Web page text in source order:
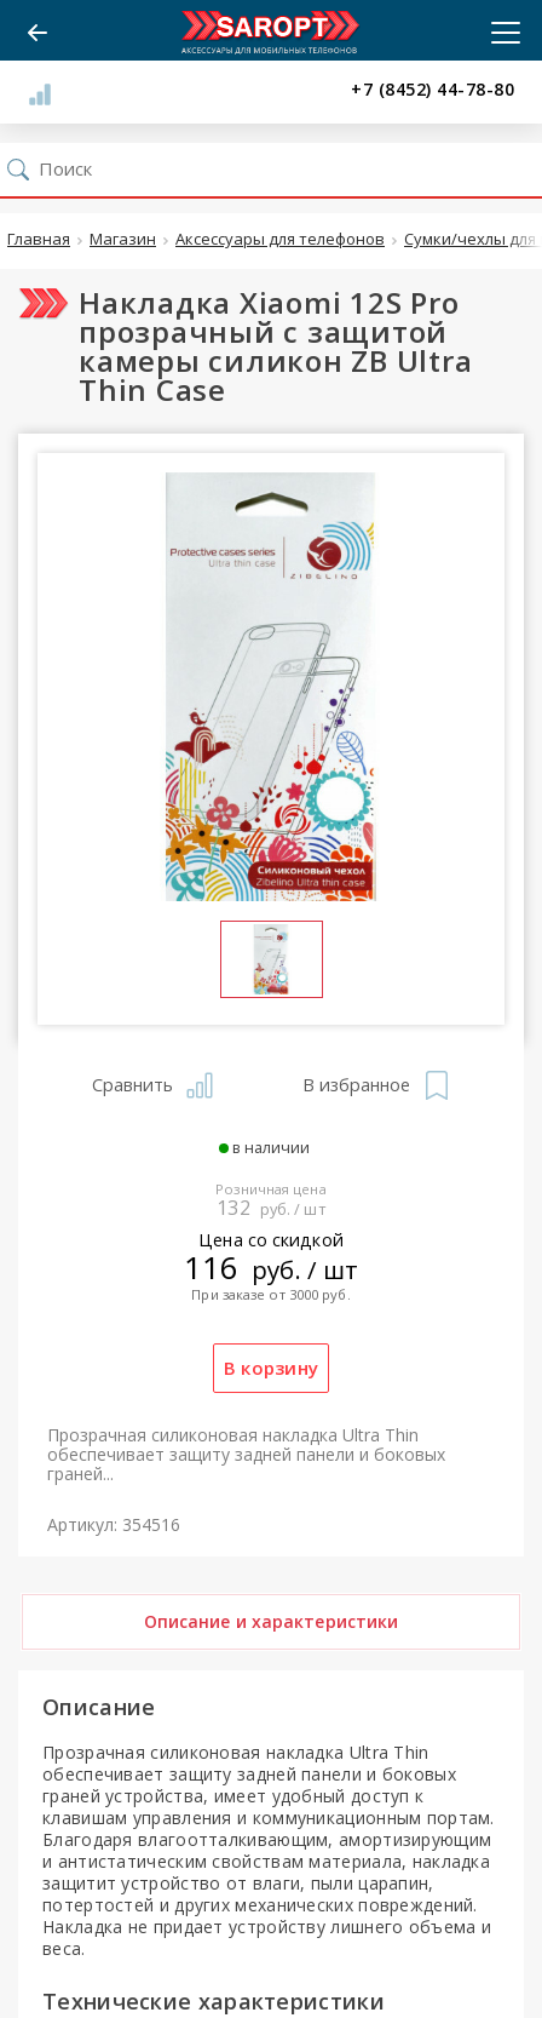
+7 (8452) 44-78-80
Главная Магазин Аксессуары для телефонов Сумки/чехлы для
Накладка Xiaomi 12S Pro
прозрачный с защитой
камеры силикон ZB Ultra
Thin Case
Сравнить В избранное
в наличии
Розничная цена
132 руб. / шт
Цена со скидкой
116 руб. / шт
При заказе от 3000 руб.
Прозрачная силиконовая накладка Ultra Thin
обеспечивает защиту задней панели и боковых
граней...
Артикул: 354516
Описание и характеристики
Описание
Прозрачная силиконовая накладка Ultra Thin
обеспечивает защиту задней панели и боковых
граней устройства, имеет удобный доступ к
клавишам управления и коммуникационным портам.
Благодаря влагоотталкивающим, амортизирующим
и антистатическим свойствам материала, накладка
защитит устройство от влаги, пыли царапин,
потертостей и других механических повреждений.
Накладка не придает устройству лишнего объема и
веса.
Технические характеристики